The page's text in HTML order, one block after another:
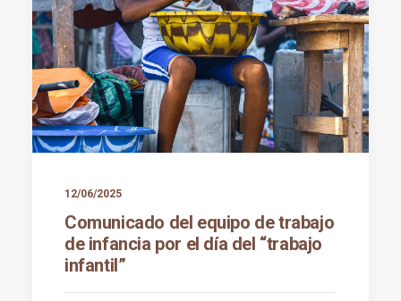
12/06/2025
Comunicado del equipo de trabajo
de infancia por el día del “trabajo
infantil”